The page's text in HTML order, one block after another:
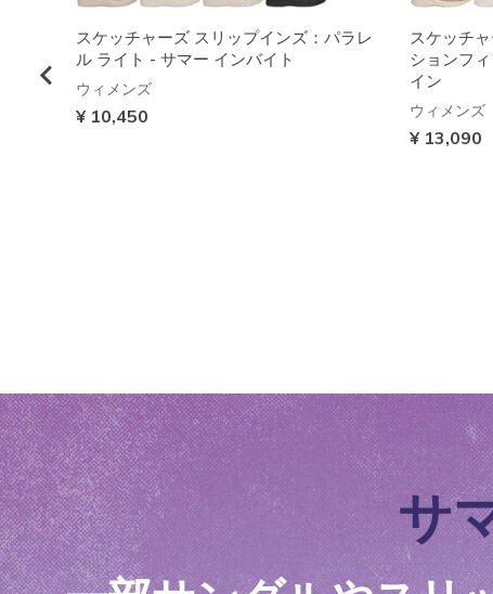
スケッチャーズ スリップインズ：パラレ
ル ライト - サマー インバイト
ウィメンズ
¥ 10,450
スケッチ
ションフ
イン
ウィメンズ
¥ 13,090
チフ
- カ
スケッチャーズ スリップインズ：アーチ
フィット ディーライツ 330 - モダン レト
ロ ジョガー
メンズ
¥ 19,690
スケッチ
- カーリン
メンズ
¥ 14,850
ンツ
スケッチャーズ スリップインズ：コンツ
アーフォーム - コージーフィット
ガールズ
¥ 8,690
スケッチ
ダー プロ
ボーイズ
¥ 6,490
サ